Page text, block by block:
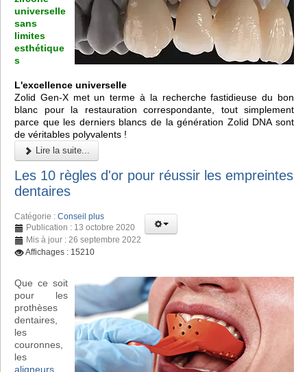
universelle
sans
limites
esthétique
s
L'excellence universelle
Zolid Gen-X met un terme à la recherche fastidieuse du bon
blanc pour la restauration correspondante, tout simplement
parce que les derniers blancs de la génération Zolid DNA sont
de véritables polyvalents !
Lire la suite...
Les 10 règles d'or pour réussir les empreintes
dentaires
Catégorie : Conseil plus
Publication : 13 octobre 2020
Mis à jour : 26 septembre 2022
Affichages : 15210
Que ce soit
pour les
prothèses
dentaires,
les
couronnes,
les
aligneurs